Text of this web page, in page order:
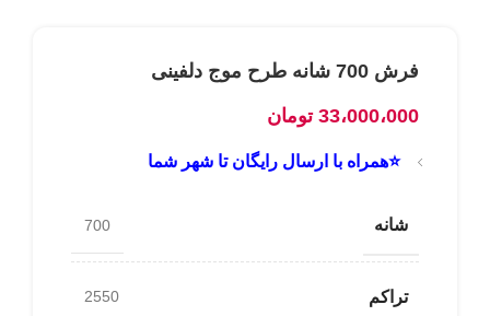
فرش 700 شانه طرح موج دلفینی
33،000،000 تومان
⭐همراه با ارسال رایگان تا شهر شما
شانه 700
تراکم 2550